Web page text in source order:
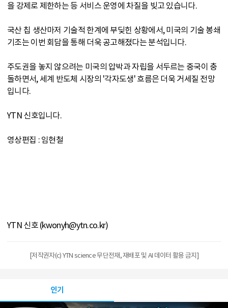
을 강제로 제한하는 등 서비스 운영에 차질을 빚고 있습니다.
국산 칩 생산마저 기술적 한계에 부딪힌 상황에서, 미국의 기술 봉쇄
기조는 이번 회담을 통해 더욱 공고해졌다는 분석입니다.
주도권을 놓지 않으려는 미국의 압박과 자립을 서두르는 중국이 충
돌하면서, 세계 반도체 시장의 '각자도생' 흐름은 더욱 거세질 전망
입니다.
YTN 신호입니다.
영상편집 : 임현철
YTN 신호 (kwonyh@ytn.co.kr)
[저작권자(c) YTN science 무단전재, 재배포 및 AI 데이터 활용 금지]
인기